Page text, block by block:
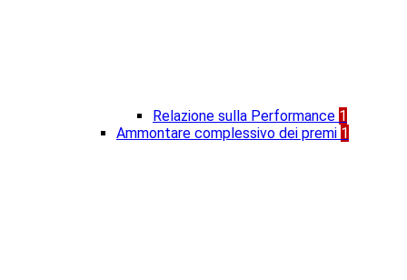
Relazione sulla Performance 1
Ammontare complessivo dei premi 1